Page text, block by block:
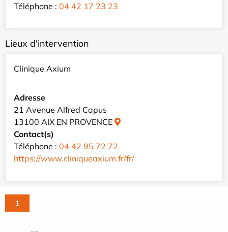
Téléphone : 04 42 17 23 23
Lieux d'intervention
Clinique Axium
Adresse
21 Avenue Alfred Capus
13100 AIX EN PROVENCE
Contact(s)
Téléphone : 04 42 95 72 72
https://www.cliniqueaxium.fr/fr/
1